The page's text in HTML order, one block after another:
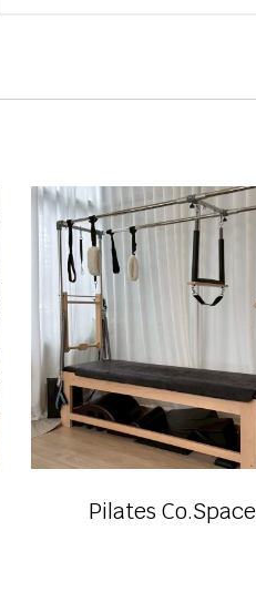
Pilates Co.Space